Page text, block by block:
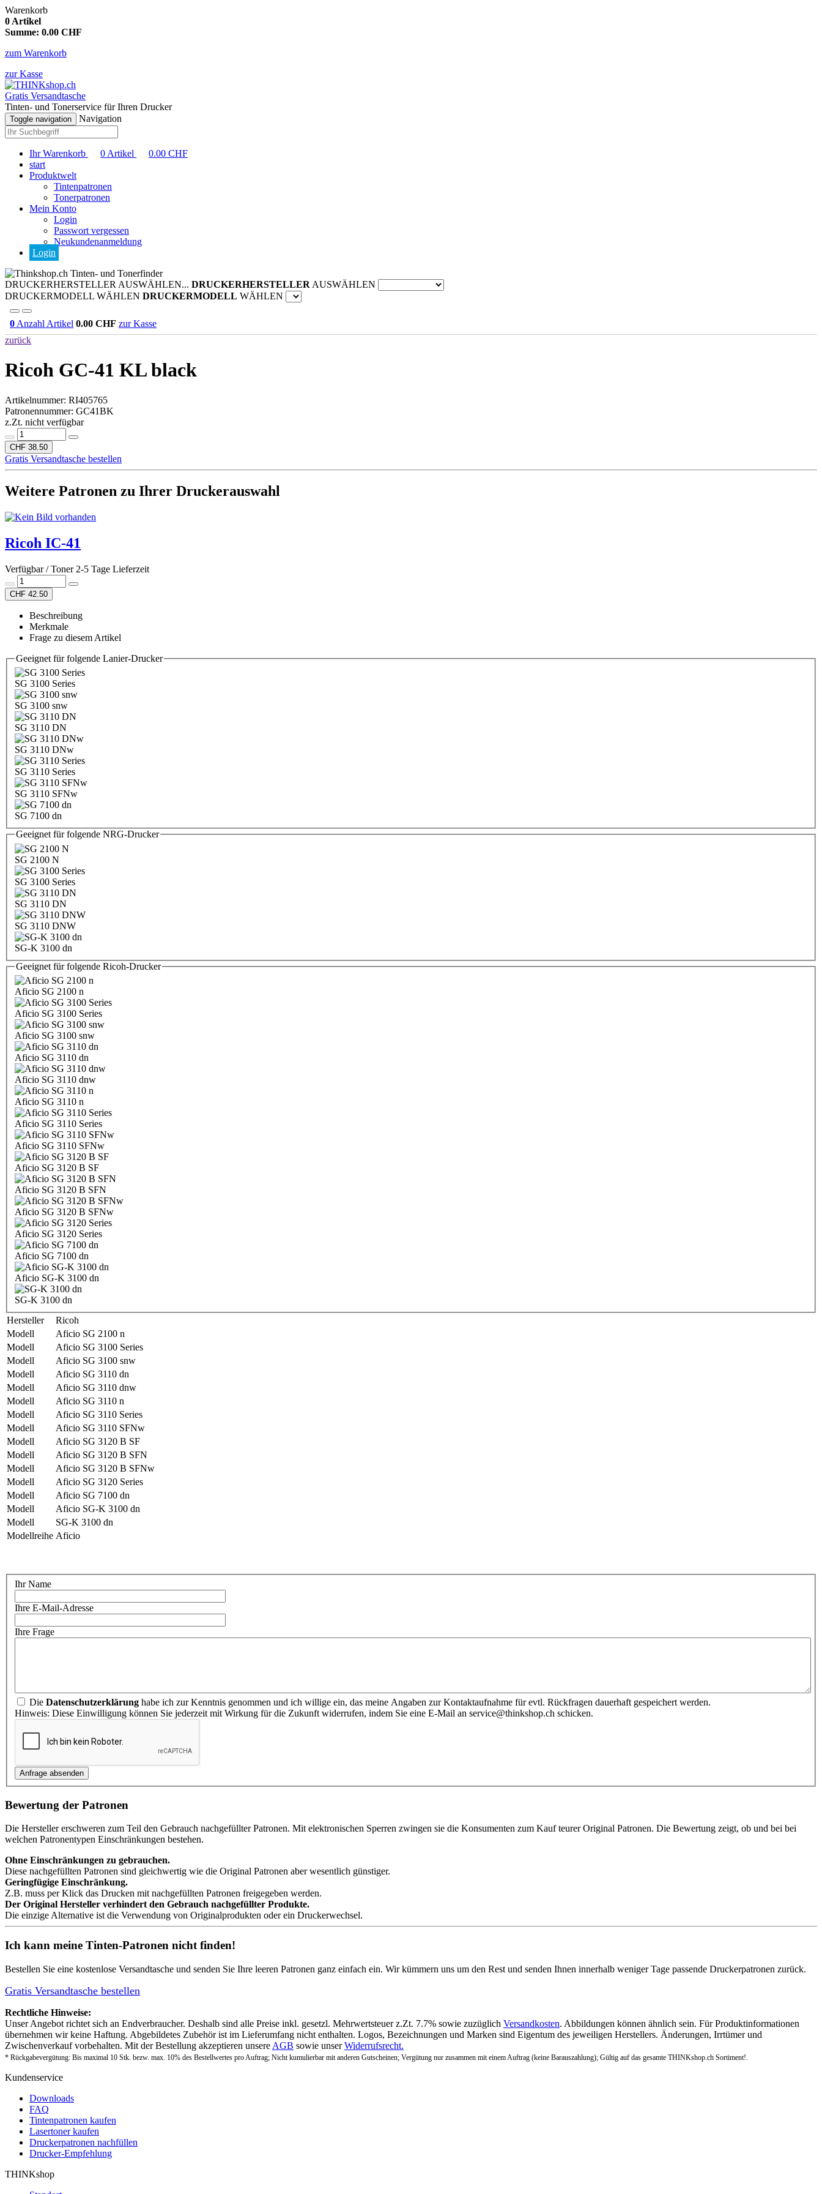
Warenkorb
0 Artikel
Summe: 0.00 CHF
zum Warenkorb
zur Kasse
Gratis Versandtasche
Tinten- und Tonerservice für Ihren Drucker
Toggle navigation Navigation
Ihr Warenkorb 0 Artikel 0.00 CHF
start
Produktwelt
Tintenpatronen
Tonerpatronen
Mein Konto
Login
Passwort vergessen
Neukundenanmeldung
Login
Tinten- und Tonerfinder
DRUCKERHERSTELLER AUSWÄHLEN... DRUCKERHERSTELLER AUSWÄHLEN
DRUCKERMODELL WÄHLEN DRUCKERMODELL WÄHLEN
0 Anzahl Artikel 0.00 CHF zur Kasse
zurück
Ricoh GC-41 KL black
Artikelnummer: RI405765
Patronennummer: GC41BK
z.Zt. nicht verfügbar
CHF 38.50
Gratis Versandtasche bestellen
Weitere Patronen zu Ihrer Druckerauswahl
Ricoh IC-41
Verfügbar / Toner 2-5 Tage Lieferzeit
CHF 42.50
Beschreibung
Merkmale
Frage zu diesem Artikel
Geeignet für folgende Lanier-Drucker
SG 3100 Series
SG 3100 snw
SG 3110 DN
SG 3110 DNw
SG 3110 Series
SG 3110 SFNw
SG 7100 dn
Geeignet für folgende NRG-Drucker
SG 2100 N
SG 3100 Series
SG 3110 DN
SG 3110 DNW
SG-K 3100 dn
Geeignet für folgende Ricoh-Drucker
Aficio SG 2100 n
Aficio SG 3100 Series
Aficio SG 3100 snw
Aficio SG 3110 dn
Aficio SG 3110 dnw
Aficio SG 3110 n
Aficio SG 3110 Series
Aficio SG 3110 SFNw
Aficio SG 3120 B SF
Aficio SG 3120 B SFN
Aficio SG 3120 B SFNw
Aficio SG 3120 Series
Aficio SG 7100 dn
Aficio SG-K 3100 dn
SG-K 3100 dn
Hersteller
Ricoh
Modell
Aficio SG 2100 n
Modell
Aficio SG 3100 Series
Modell
Aficio SG 3100 snw
Modell
Aficio SG 3110 dn
Modell
Aficio SG 3110 dnw
Modell
Aficio SG 3110 n
Modell
Aficio SG 3110 Series
Modell
Aficio SG 3110 SFNw
Modell
Aficio SG 3120 B SF
Modell
Aficio SG 3120 B SFN
Modell
Aficio SG 3120 B SFNw
Modell
Aficio SG 3120 Series
Modell
Aficio SG 7100 dn
Modell
Aficio SG-K 3100 dn
Modell
SG-K 3100 dn
Modellreihe Aficio
Ihr Name
Ihre E-Mail-Adresse
Ihre Frage
Die Datenschutzerklärung habe ich zur Kenntnis genommen und ich willige ein, das meine Angaben zur Kontaktaufnahme für evtl. Rückfragen dauerhaft gespeichert werden.
Hinweis: Diese Einwilligung können Sie jederzeit mit Wirkung für die Zukunft widerrufen, indem Sie eine E-Mail an service@thinkshop.ch schicken.
Bewertung der Patronen
Die Hersteller erschweren zum Teil den Gebrauch nachgefüllter Patronen. Mit elektronischen Sperren zwingen sie die Konsumenten zum Kauf teurer Original Patronen. Die Bewertung zeigt, ob und bei bei
welchen Patronentypen Einschränkungen bestehen.
Ohne Einschränkungen zu gebrauchen.
Diese nachgefüllten Patronen sind gleichwertig wie die Original Patronen aber wesentlich günstiger.
Geringfügige Einschränkung.
Z.B. muss per Klick das Drucken mit nachgefüllten Patronen freigegeben werden.
Der Original Hersteller verhindert den Gebrauch nachgefüllter Produkte.
Die einzige Alternative ist die Verwendung von Originalprodukten oder ein Druckerwechsel.
Ich kann meine Tinten-Patronen nicht finden!
Bestellen Sie eine kostenlose Versandtasche und senden Sie Ihre leeren Patronen ganz einfach ein. Wir kümmern uns um den Rest und senden Ihnen innerhalb weniger Tage passende Druckerpatronen zurück.
Gratis Versandtasche bestellen
Rechtliche Hinweise:
Unser Angebot richtet sich an Endverbraucher. Deshalb sind alle Preise inkl. gesetzl. Mehrwertsteuer z.Zt. 7.7% sowie zuzüglich Versandkosten. Abbildungen können ähnlich sein. Für Produktinformationen
übernehmen wir keine Haftung. Abgebildetes Zubehör ist im Lieferumfang nicht enthalten. Logos, Bezeichnungen und Marken sind Eigentum des jeweiligen Herstellers. Änderungen, Irrtümer und
Zwischenverkauf vorbehalten. Mit der Bestellung akzeptieren unsere AGB sowie unserWiderrufsrecht.
* Rückgabevergütung: Bis maximal 10 Stk. bezw. max. 10% des Bestellwertes pro Auftrag; Nicht kumulierbar mit anderen Gutscheinen; Vergütung nur zusammen mit einem Auftrag (keine Barauszahlung); Gültig auf das gesamte THINKshop.ch Sortiment!.
Kundenservice
Downloads
FAQ
Tintenpatronen kaufen
Lasertoner kaufen
Druckerpatronen nachfüllen
Drucker-Empfehlung
THINKshop